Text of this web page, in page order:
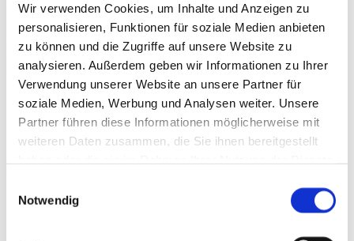
Wir verwenden Cookies, um Inhalte und Anzeigen zu
personalisieren, Funktionen für soziale Medien anbieten
zu können und die Zugriffe auf unsere Website zu
analysieren. Außerdem geben wir Informationen zu Ihrer
Verwendung unserer Website an unsere Partner für
soziale Medien, Werbung und Analysen weiter. Unsere
Partner führen diese Informationen möglicherweise mit
weiteren Daten zusammen, die Sie ihnen bereitgestellt
Notwendig
Kniechirurgie und Traumatologie. Er ist aktiver Wissenschaftler mit
mehr als 50 Publikationen in internationalen Fachzeitschriften.
Forschungsschwerpunkte: u. a. Kreuzbandverletzungen,
Endoprothetik und biomechanische Ausrichtung.
(Stand 2025)